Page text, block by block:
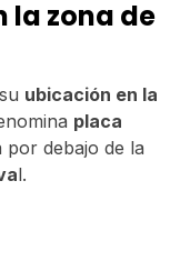
la zona de
ubicación en la
placa
por debajo de la
l.